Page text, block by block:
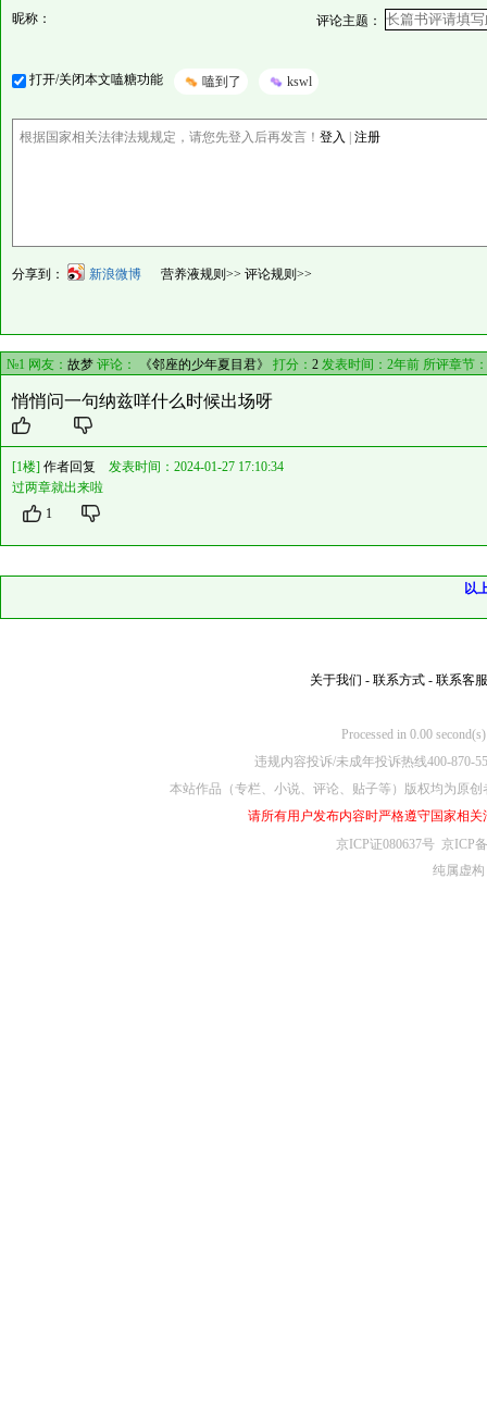
昵称： 评论主题：
打开/关闭本文嗑糖功能 嗑到了 kswl
根据国家相关法律法规规定，请您先登入后再发言！ 登入 | 注册
分享到： 新浪微博 营养液规则>> 评论规则>>
№1 网友： 故梦 评论： 《邻座的少年夏目君》 打分： 2 发表时间：2年前 所评章节：
悄悄问一句纳兹咩什么时候出场呀
[1楼] 作者回复 发表时间：2024-01-27 17:10:34
过两章就出来啦
1
以
关于我们 - 联系方式 - 联系客服
Processed in 0.00
违规内容投诉/未成年投诉热线400-870-
本站作品（专栏、小说、评论、贴子等）版权均为原
请所有用户发布内容时严格遵守国家相
京ICP证080637号 京ICP
纯属虚